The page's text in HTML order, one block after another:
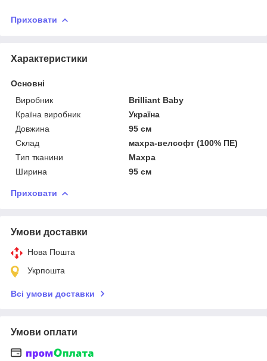
Приховати
Характеристики
Основні
Виробник
Brilliant Baby
Країна виробник
Україна
Довжина
95 см
Склад
махра-велсофт (100% ПЕ)
Тип тканини
Махра
Ширина
95 см
Приховати
Умови доставки
Нова Пошта
Укрпошта
Всі умови доставки
Умови оплати